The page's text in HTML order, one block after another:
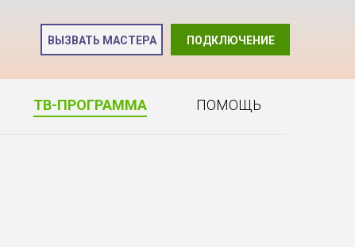
ПОДКЛЮЧЕНИЕ
ВЫЗВАТЬ МАСТЕРА
ТВ-ПРОГРАММА ПОМОЩЬ